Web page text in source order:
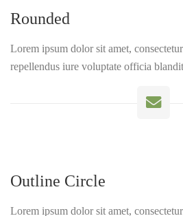
Rounded
Lorem ipsum dolor sit amet,
repellendus iure voluptate officia
Outline Circle
Lorem ipsum dolor sit amet,